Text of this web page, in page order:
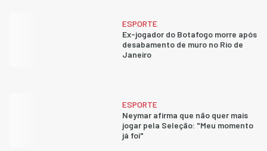
ESPORTE
Ex-jogador do Botafogo morre após
desabamento de muro no Rio de
Janeiro
ESPORTE
Neymar afirma que não quer mais
jogar pela Seleção: "Meu momento
já foi"